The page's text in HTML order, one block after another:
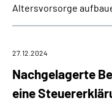
Altersvorsorge
Nachgelagerte
eine
27.12.2024